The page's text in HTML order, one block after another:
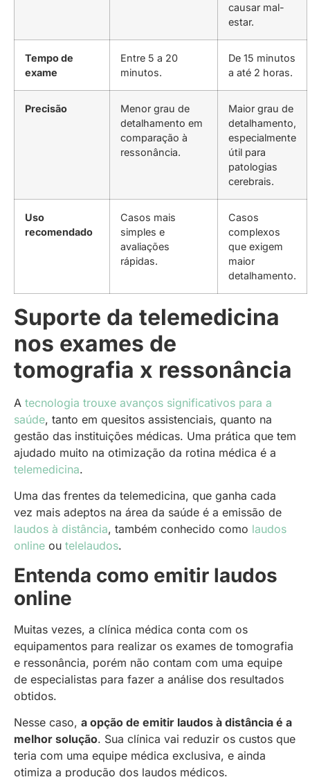
causar mal-
estar.
Tempo de
exame
Entre 5 a 20
minutos.
De 15 minutos
a até 2 horas.
Precisão
Menor grau de
detalhamento em
comparação à
ressonância.
Maior grau de
detalhamento,
especialmente
útil para
patologias
cerebrais.
Uso
recomendado
Casos mais
simples e
avaliações
rápidas.
Casos
complexos
que exigem
maior
detalhamento.
Suporte da telemedicina
nos exames de
tomografia x ressonância
A tecnologia trouxe avanços significativos para a
saúde, tanto em quesitos assistenciais, quanto na
gestão das instituições médicas. Uma prática que tem
ajudado muito na otimização da rotina médica é a
telemedicina.
Uma das frentes da telemedicina, que ganha cada
vez mais adeptos na área da saúde é a emissão de
laudos à distância, também conhecido como laudos
online ou telelaudos.
Entenda como emitir laudos
online
Muitas vezes, a clínica médica conta com os
equipamentos para realizar os exames de tomografia
e ressonância, porém não contam com uma equipe
de especialistas para fazer a análise dos resultados
obtidos.
Nesse caso, a opção de emitir laudos à distância é a
melhor solução. Sua clínica vai reduzir os custos que
teria com uma equipe médica exclusiva, e ainda
otimiza a produção dos laudos médicos.